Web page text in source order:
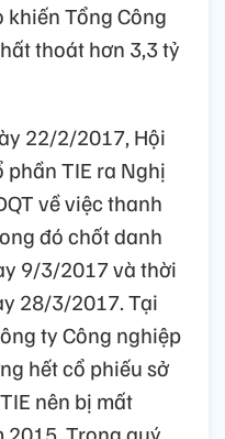
Tổng Công
thoát hơn 3,3 tỷ
22/2/2017, Hội
phần TIE ra Nghị
về việc thanh
đó chốt danh
9/3/2017 và thời
28/3/2017. Tại
ty Công nghiệp
hết cổ phiếu sở
nên bị mất